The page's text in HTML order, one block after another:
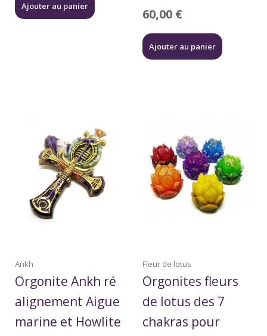
Ajouter au panier 60,00 €
Ajouter au panier
Ankh
Orgonite Ankh ré
alignement Aigue
marine et Howlite
Fleur de lotus
Orgonites fleurs
de lotus des 7
chakras pour